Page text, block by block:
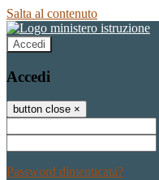
Salta al contenuto
Accedi
Accedi
button close ×
Password dimenticata?